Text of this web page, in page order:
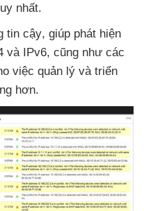
nhất.
tin cậy, giúp phát hiện
và IPv6, cũng như các
việc quản lý và triển
hơn.